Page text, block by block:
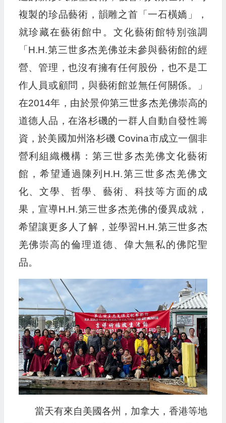
複製的珍品藝術，韻雕之首「一石橫嬌」，
就珍藏在藝術館中。文化藝術館特別強調
「H.H.第三世多杰羌佛並未參與藝術館的經
營、管理，也沒有擁有任何股份，也不是工
作人員或顧問，與藝術館並無任何關係。」
在2014年，由於景仰第三世多杰羌佛崇高的
道德人品，在洛杉磯的一群人自動自發性籌
資，於美國加州洛杉磯 Covina市成立一個非
營利組織機構：第三世多杰羌佛文化藝術
館，希望通過陳列H.H.第三世多杰羌佛文
化、文學、哲學、藝術、科技等方面的成
果，宣導H.H.第三世多杰羌佛的優異成就，
希望讓更多人了解，並學習H.H.第三世多杰
羌佛崇高的倫理道德、偉大無私的佛陀聖
品。
當天有來自美國各州，加拿大，香港等地